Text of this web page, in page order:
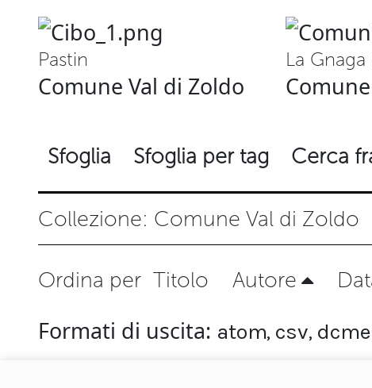
Pastin
Comune Val di Zoldo
La
Sfoglia Sfoglia per tag Cerca
Collezione: Comune Val di Zoldo
Ordina per Titolo Autore
Formati di uscita atom, csv,